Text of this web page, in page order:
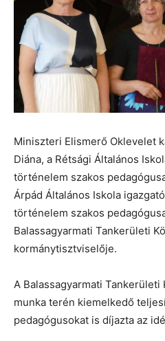
Miniszteri Elismerő Oklevelet
Diána, a Rétsági Általános
történelem szakos
Árpád Általános Iskola
történelem szakos
Balassagyarmati Tankerületi
kormánytisztviselője.
A Balassagyarmati
munka terén kiemelkedő
pedagógusokat is díjazta az